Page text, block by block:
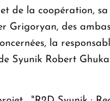
de la coopération,
Grigoryan, des
la
Syunik Robert